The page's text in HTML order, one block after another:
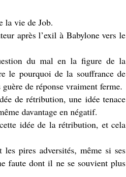
la vie de Job.
après l’exil à Babylone vers le
du mal en la figure de la
le pourquoi de la souffrance de
de réponse vraiment ferme.
de rétribution, une idée tenace
davantage en négatif.
idée de la rétribution, et cela
pires adversités, même si ses
faute dont il ne se souvient plus